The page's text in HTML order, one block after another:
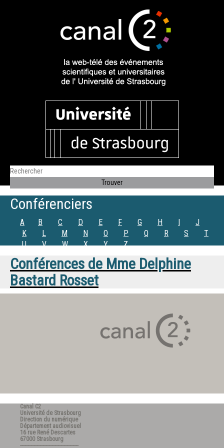
Conférenciers
A B C D E F G H I
J
K
L M N O P Q R S
T
U
V W X Y Z
Conférences de Mme Delphine
Bastard Rosset
Canal C2
Université de Strasbourg
Direction du numérique
Département audiovisuel
16 rue René Descartes
67000 Strasbourg
---------------------------------------